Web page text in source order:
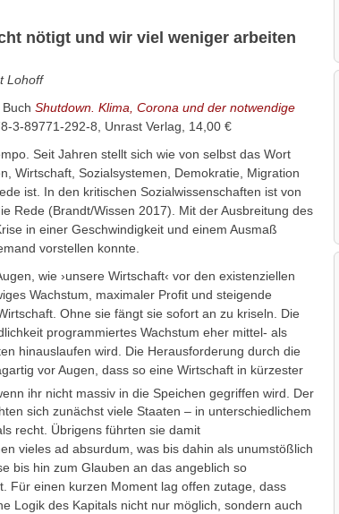
nötigt und wir viel weniger arbeiten
Lohoff
Shutdown. Klima, Corona und der notwendige
3-89771-292-8, Unrast Verlag, 14,00 €
Seit Jahren stellt sich wie von selbst das Wort
Wirtschaft, Sozialsystemen, Demokratie, Migration
ist. In den kritischen Sozialwissenschaften ist von
Rede (Brandt/Wissen 2017). Mit der Ausbreitung des
in einer Geschwindigkeit und einem Ausmaß
vorstellen konnte.
wie ›unsere Wirtschaft‹ vor den existenziellen
Wachstum, maximaler Profit und steigende
Ohne sie fängt sie sofort an zu kriseln. Die
programmiertes Wachstum eher mittel- als
hinauslaufen wird. Die Herausforderung durch die
vor Augen, dass so eine Wirtschaft in kürzester
ihr nicht massiv in die Speichen gegriffen wird. Der
sich zunächst viele Staaten – in unterschiedlichem
recht. Übrigens führten sie damit
vieles ad absurdum, was bis dahin als unumstößlich
bis hin zum Glauben an das angeblich so
Für einen kurzen Moment lag offen zutage, dass
Logik des Kapitals nicht nur möglich, sondern auch